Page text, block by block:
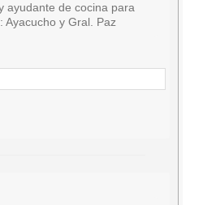
ayudante de cocina para
Ayacucho y Gral. Paz